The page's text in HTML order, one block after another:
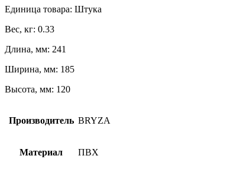
Единица товара: Штука
Вес, кг: 0.33
Длина, мм: 241
Ширина, мм: 185
Высота, мм: 120
Производитель BRYZA
Материал ПВХ